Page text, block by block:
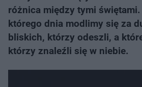
różnica między tymi
którego dnia modlimy się za
bliskich, którzy odeszli, a
którzy znaleźli się w niebie.